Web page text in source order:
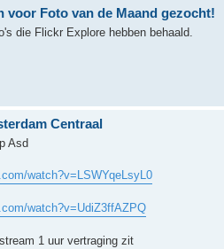
voor Foto van de Maand gezocht!
die Flickr Explore hebben behaald.
Centraal
Asd
watch?v=LSWYqeLsyL0
watch?v=UdiZ3ffAZPQ
1 uur vertraging zit